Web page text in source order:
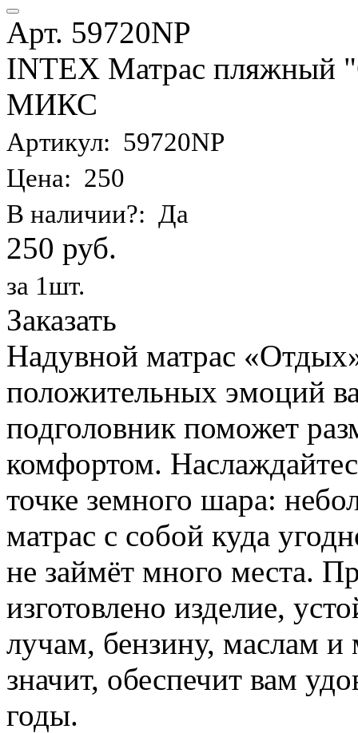
Арт. 59720NP
INTEX Матрас пляжный
МИКС
Артикул: 59720NP
Цена: 250
В наличии?: Да
250 руб.
за 1шт.
Заказать
Надувной матрас
положительных эмоций
подголовник поможет
комфортом.
точке земного шара:
матрас с собой куда
не займёт много места.
изготовлено изделие,
лучам, бензину, маслам
значит, обеспечит вам
годы.